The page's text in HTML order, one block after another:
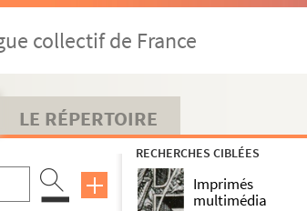
collectif de France
LE RÉPERTOIRE
RECHERCHES CIBLÉES
Imprimés
multimédia
ou Vorles, curé de Marcenay
et saint Fuscien, apôtre de la Morinie